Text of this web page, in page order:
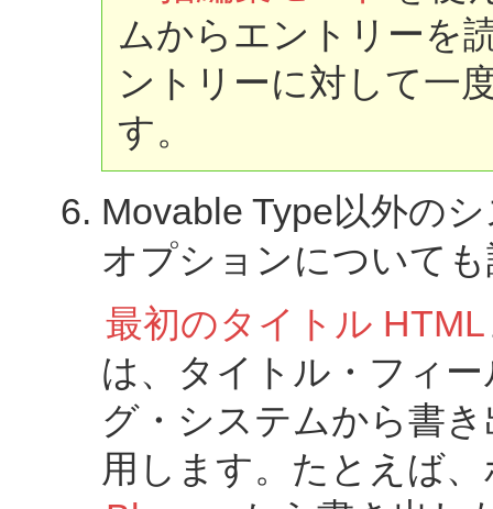
ムからエントリーを
ントリーに対して一
す。
Movable Type以外の
オプションについて
最初のタイトル HTML
は、タイトル・フィ
グ・システムから書
用します。たとえば